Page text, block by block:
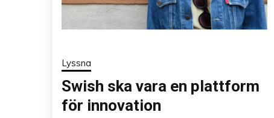
Lyssna
Swish ska vara en plattform
för innovation